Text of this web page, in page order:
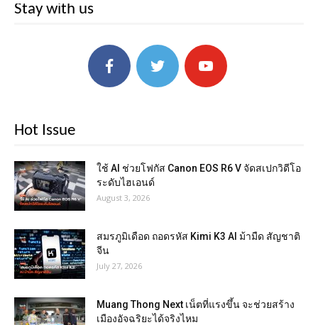
Stay with us
Hot Issue
ใช้ AI ช่วยโฟกัส Canon EOS R6 V จัดสเปกวิดีโอ
ระดับไฮเอนด์
August 3, 2026
สมรภูมิเดือด ถอดรหัส Kimi K3 AI ม้ามืด สัญชาติ
จีน
July 27, 2026
Muang Thong Next เน็ตที่แรงขึ้น จะช่วยสร้าง
เมืองอัจฉริยะได้จริงไหม